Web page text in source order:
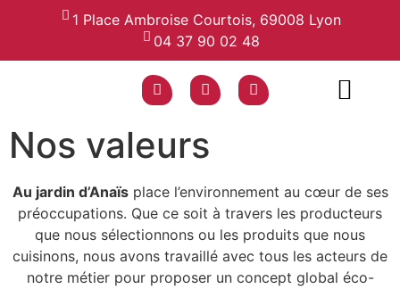
1 Place Ambroise Courtois, 69008 Lyon
04 37 90 02 48
Nos valeurs
Au jardin d’Anaïsplace l’environnement au cœur de ses
préoccupations. Que ce soit à travers les producteurs
que nous sélectionnons ou les produits que nous
cuisinons, nous avons travaillé avec tous les acteurs de
notre métier pour proposer un concept global éco-